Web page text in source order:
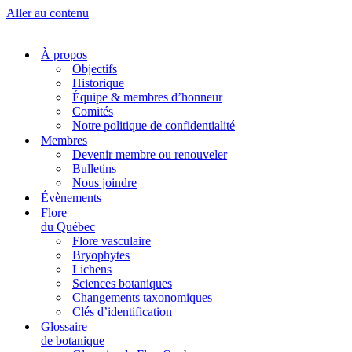
Aller au contenu
À propos
Objectifs
Historique
Équipe & membres d’honneur
Comités
Notre politique de confidentialité
Membres
Devenir membre ou renouveler
Bulletins
Nous joindre
Évènements
Flore
du Québec
Flore vasculaire
Bryophytes
Lichens
Sciences botaniques
Changements taxonomiques
Clés d’identification
Glossaire
de botanique